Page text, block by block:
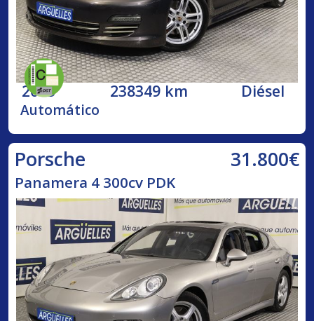
2013 238349 km Diésel
Automático
Porsche 31.800€
Panamera 4 300cv PDK